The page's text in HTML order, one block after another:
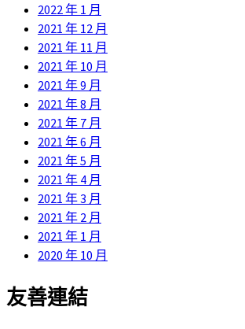
2022 年 1 月
2021 年 12 月
2021 年 11 月
2021 年 10 月
2021 年 9 月
2021 年 8 月
2021 年 7 月
2021 年 6 月
2021 年 5 月
2021 年 4 月
2021 年 3 月
2021 年 2 月
2021 年 1 月
2020 年 10 月
友善連結